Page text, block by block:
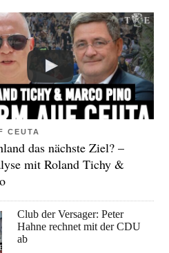
CEUTA
das nächste Ziel? –
mit Roland Tichy &
Club der Versager: Peter
Hahne rechnet mit der CDU
ab